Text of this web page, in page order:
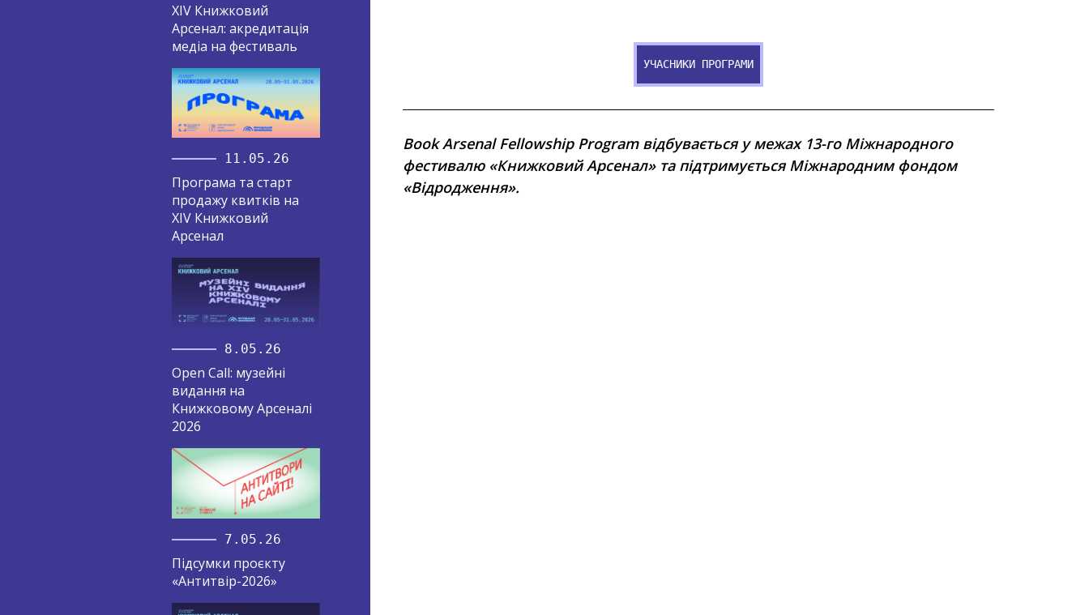
XIV Книжковий
Арсенал: акредитація
медіа на фестиваль
11.05.26
Програма та старт
продажу квитків на
XIV Книжковий
Арсенал
8.05.26
Open Call: музейні
видання на
Книжковому Арсеналі
2026
7.05.26
Підсумки проєкту
«Антитвір-2026»
УЧАСНИКИ ПРОГРАМИ
Book Arsenal Fellowship Program відбувається у межах 13-го Міжнародного
фестивалю «Книжковий Арсенал» та підтримується Міжнародним фондом
«Відродження».